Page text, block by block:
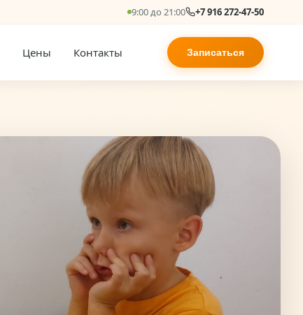
9:00 до 21:00 +7 916 272-47-50
Цены Контакты Записаться